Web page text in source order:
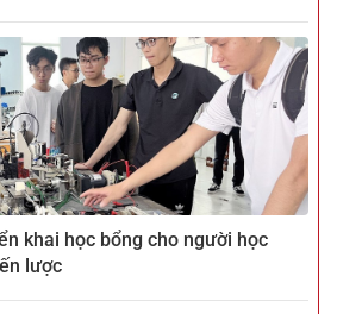
khai học bổng cho người học
lược